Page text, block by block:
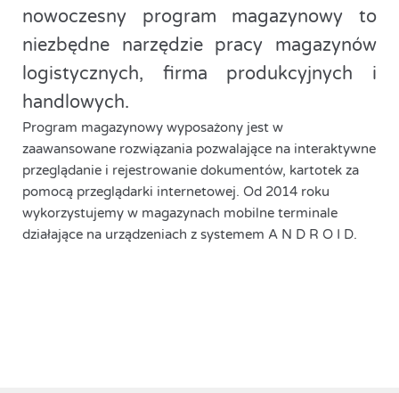
nowoczesny program magazynowy to
niezbędne narzędzie pracy magazynów
logistycznych, firma produkcyjnych i
handlowych.
Program magazynowy wyposażony jest w
zaawansowane rozwiązania pozwalające na interaktywne
przeglądanie i rejestrowanie dokumentów, kartotek za
pomocą przeglądarki internetowej. Od 2014 roku
wykorzystujemy w magazynach mobilne terminale
działające na urządzeniach z systemem A N D R O I D.